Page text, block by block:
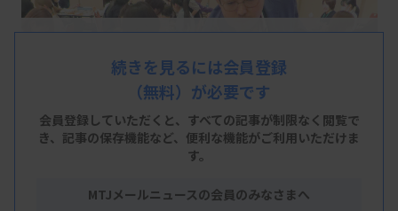
続きを見るには会員登録
（無料）が必要です
会員登録していただくと、すべての記事が制限なく閲覧で
き、 記事の保存機能など、便利な機能がご利用いただけま
す。
MTJメールニュースの会員のみなさまへ